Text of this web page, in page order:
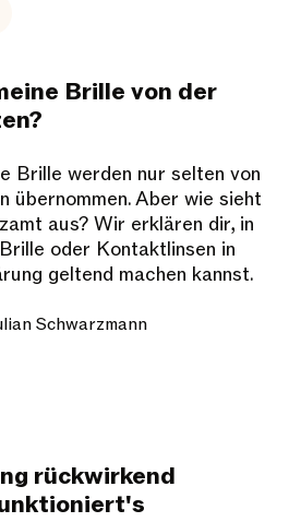
Brille von der
Brille werden nur selten von
übernommen. Aber wie sieht
aus? Wir erklären dir, in
oder Kontaktlinsen in
geltend machen kannst.
Schwarzmann
rückwirkend